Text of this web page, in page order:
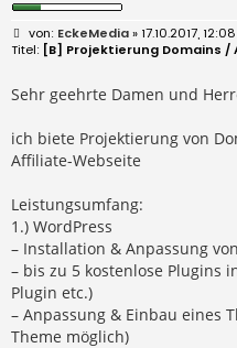
B
e
i
r
a
EckeMedia» 17.10.2017, 12:08
[B] Projektierung Domains
Sehr geehrte Damen und
ich biete Projektierung von
Affiliate-Webseite
Leistungsumfang:
1.) WordPress
– Installation & Anpassung
– bis zu 5 kostenlose Plugins
Plugin etc.)
– Anpassung & Einbau eines
Theme möglich)